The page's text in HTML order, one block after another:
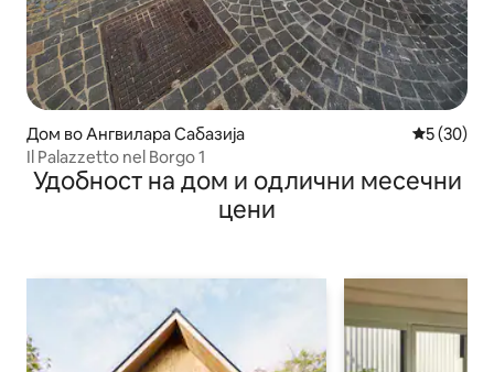
Дом во Ангвилара Сабазија Просечна
5 (30)
Il Palazzetto nel Borgo 1
Удобност на дом и одлични месечни
цени